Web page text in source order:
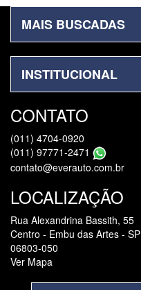
MAIS BUSCADAS
INSTITUCIONAL
CONTATO
(011) 4704-0920
(011) 97771-2471
contato@everauto.com.br
LOCALIZAÇÃO
Rua Alexandrina Bassith, 55
Centro - Embu das Artes - SP
06803-050
Ver Mapa